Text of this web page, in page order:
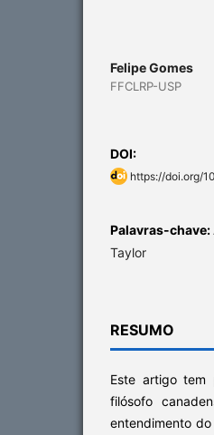
Felipe Gomes
FFCLRP-USP
DOI:
https://doi.org/
Palavras-chave:
Taylor
RESUMO
Este artigo tem
filósofo
entendimento